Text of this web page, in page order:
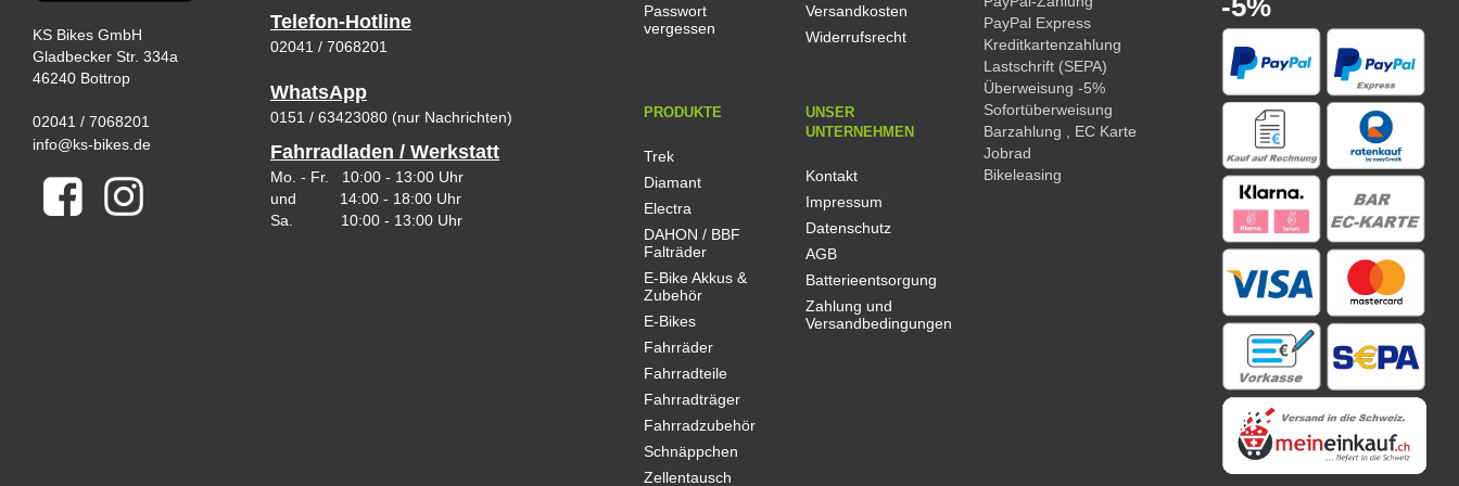
KS Bikes GmbH
Gladbecker Str. 334a
46240 Bottrop
02041 / 7068201
info@ks-bikes.de
Telefon-Hotline
02041 / 7068201
WhatsApp
0151 / 63423080 (nur Nachrichten)
Fahrradladen / Werkstatt
Mo. - Fr. 10:00 - 13:00 Uhr
und 14:00 - 18:00 Uhr
Sa. 10:00 - 13:00 Uhr
Passwort
vergessen
Versandkosten
Widerrufsrecht
PRODUKTE
Trek
Diamant
Electra
DAHON / BBF
Falträder
E-Bike Akkus &
Zubehör
E-Bikes
Fahrräder
Fahrradteile
Fahrradträger
Fahrradzubehör
Schnäppchen
Zellentausch
UNSER
UNTERNEHMEN
Kontakt
Impressum
Datenschutz
AGB
Batterieentsorgung
Zahlung und
Versandbedingungen
PayPal Express
Kreditkartenzahlung
Lastschrift (SEPA)
Überweisung -5%
Sofortüberweisung
Barzahlung , EC Karte
Jobrad
Bikeleasing
-5%